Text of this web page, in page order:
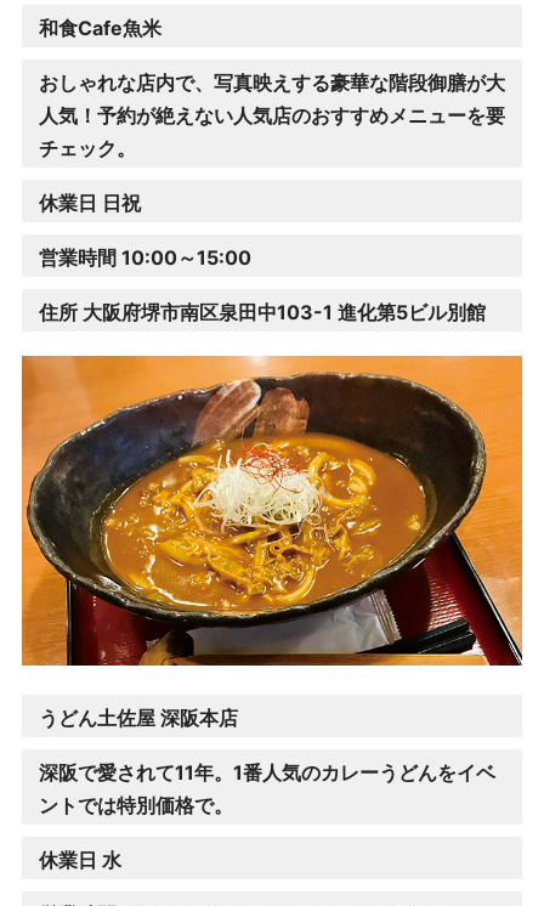
和食Cafe魚米
おしゃれな店内で、写真映えする豪華な階段御膳が大
人気！予約が絶えない人気店のおすすめメニューを要
チェック。
休業日 日祝
営業時間 10:00～15:00
住所 大阪府堺市南区泉田中103-1 進化第5ビル別館
うどん土佐屋 深阪本店
深阪で愛されて11年。1番人気のカレーうどんをイベ
ントでは特別価格で。
休業日 水